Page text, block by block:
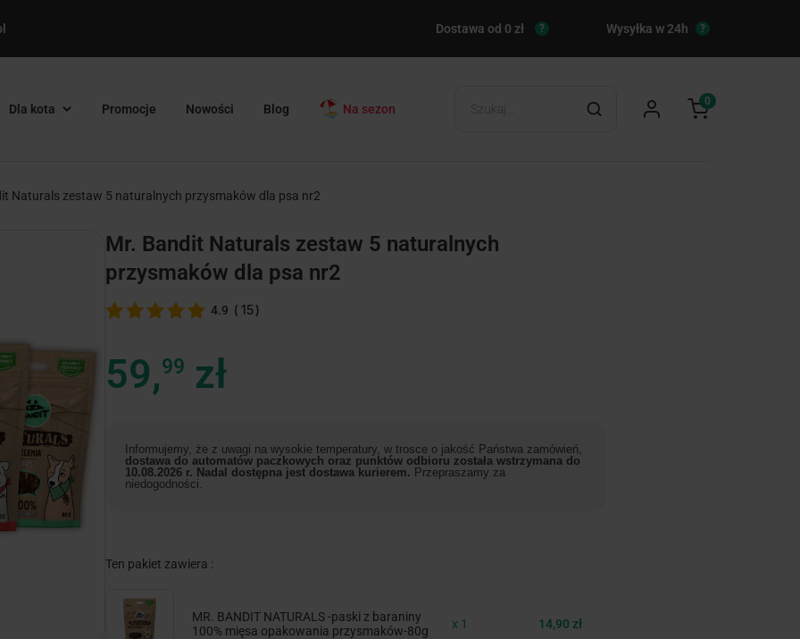
Dostawa od 0 zł ? Wysyłka w 24h ?
Dla kota Promocje Nowości Blog Na sezon
0
Naturals zestaw 5 naturalnych przysmaków dla psa nr2
Mr. Bandit Naturals zestaw 5 naturalnych
przysmaków dla psa nr2
4.9 ( 15)
59,99 zł
Informujemy, że z uwagi na wysokie temperatury, w trosce o jakość Państwa zamówień,
dostawa do automatów paczkowych oraz punktów odbioru została wstrzymana do
10.08.2026 r. Nadal dostępna jest dostawa kurierem. Przepraszamy za
niedogodności.
Ten pakiet zawiera :
MR. BANDIT NATURALS -paski z baraniny
100% mięsa opakowania przysmaków-80g
x 1 14,90 zł